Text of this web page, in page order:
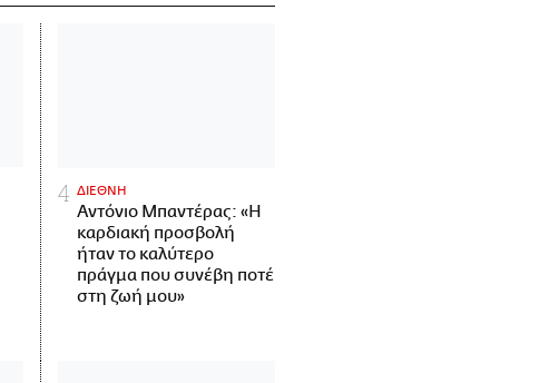
ΔΙΕΘΝΗ
Αντόνιο Μπαντέρας: «Η
καρδιακή προσβολή
ήταν το καλύτερο
πράγμα που συνέβη ποτέ
στη ζωή μου»